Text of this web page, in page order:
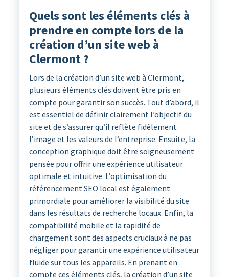
Quels sont les éléments clés à
prendre en compte lors de la
création d’un site web à
Clermont ?
Lors de la création d’un site web à Clermont,
plusieurs éléments clés doivent être pris en
compte pour garantir son succès. Tout d’abord, il
est essentiel de définir clairement l’objectif du
site et de s’assurer qu’il reflète fidèlement
l’image et les valeurs de l’entreprise. Ensuite, la
conception graphique doit être soigneusement
pensée pour offrir une expérience utilisateur
optimale et intuitive. L’optimisation du
référencement SEO local est également
primordiale pour améliorer la visibilité du site
dans les résultats de recherche locaux. Enfin, la
compatibilité mobile et la rapidité de
chargement sont des aspects cruciaux à ne pas
négliger pour garantir une expérience utilisateur
fluide sur tous les appareils. En prenant en
compte ces éléments clés, la création d’un site